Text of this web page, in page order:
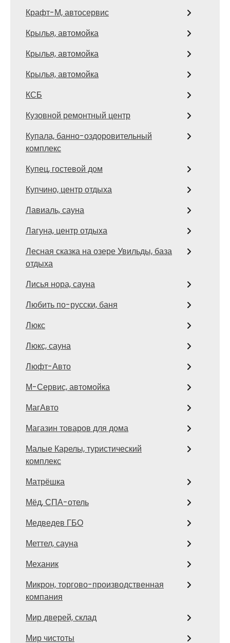
Крафт-М, автосервис
Крылья, автомойка
Крылья, автомойка
Крылья, автомойка
КСБ
Кузовной ремонтный центр
Купала, банно-оздоровительный
комплекс
Купец, гостевой дом
Купчино, центр отдыха
Лавиаль, сауна
Лагуна, центр отдыха
Лесная сказка на озере Увильды, база
отдыха
Лисья нора, сауна
Любить по-русски, баня
Люкс
Люкс, сауна
Люфт-Авто
М-Сервис, автомойка
МагАвто
Магазин товаров для дома
Малые Карелы, туристический
комплекс
Матрёшка
Мёд, СПА-отель
Медведев ГБО
Меттел, сауна
Механик
Микрон, торгово-производственная
компания
Мир дверей, склад
Мир чистоты